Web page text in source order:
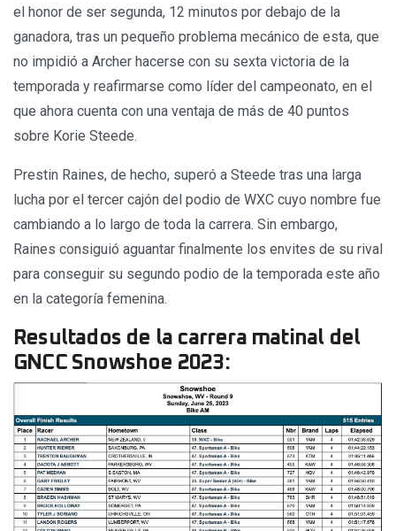
el honor de ser segunda, 12 minutos por debajo de la
ganadora, tras un pequeño problema mecánico de esta, que
no impidió a Archer hacerse con su sexta victoria de la
temporada y reafirmarse como líder del campeonato, en el
que ahora cuenta con una ventaja de más de 40 puntos
sobre Korie Steede.
Prestin Raines, de hecho, superó a Steede tras una larga
lucha por el tercer cajón del podio de WXC cuyo nombre fue
cambiando a lo largo de toda la carrera. Sin embargo,
Raines consiguió aguantar finalmente los envites de su rival
para conseguir su segundo podio de la temporada este año
en la categoría femenina.
Resultados de la carrera matinal del
GNCC Snowshoe 2023: